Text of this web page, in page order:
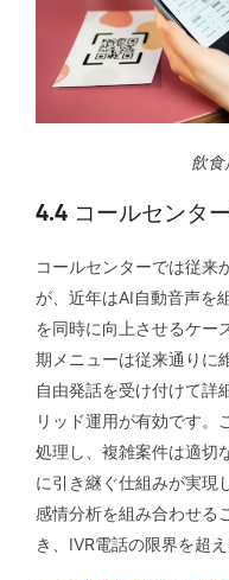
飲食
4.4 コールセンタ
コールセンターでは従来
が、近年はAI自動音声を
を同時に向上させるケー
期メニューは従来通りに
自由発話を受け付けて詳
リッド運用が有効です。
処理し、複雑案件は適切
に引き継ぐ仕組みが実現
感情分析を組み合わせる
き、IVR電話の限界を超